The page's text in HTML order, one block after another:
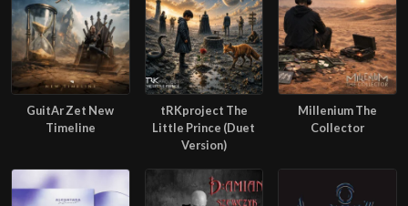
GuitAr Zet New
Timeline
tRKproject The
Little Prince (Duet
Version)
Millenium The
Collector